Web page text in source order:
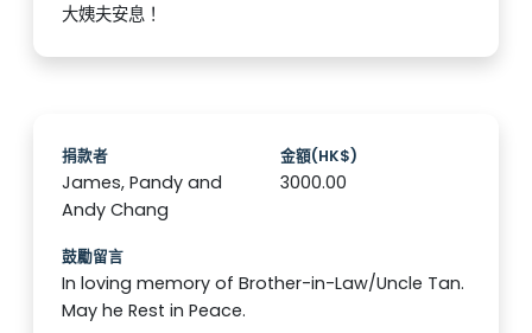
大姨夫安息！
捐款者
James, Pandy and
Andy Chang
金額(HK$)
3000.00
鼓勵留言
In loving memory of Brother-in-Law/Uncle Tan.
May he Rest in Peace.